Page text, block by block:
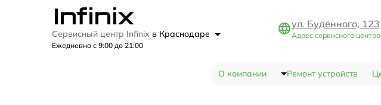
Сервисный центр Infinix в Краснодаре
Ежедневно с 9:00 до 21:00
ул. Будённого, 123
Адрес сервисного
О компании Ремонт устройств